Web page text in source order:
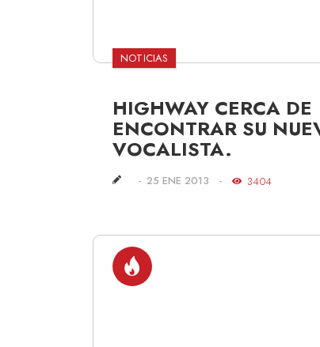
NOTICIAS
HIGHWAY CERCA DE
ENCONTRAR SU
VOCALISTA.
25 ENE 2013 3404